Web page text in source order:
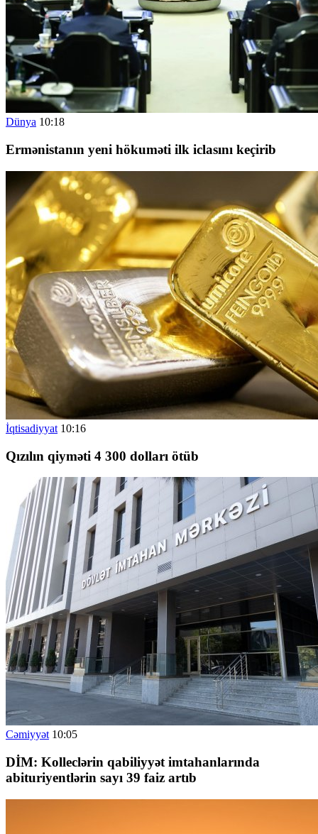
Dünya 10:18
Ermənistanın yeni hökuməti ilk iclasını keçirib
İqtisadiyyat 10:16
Qızılın qiyməti 4 300 dolları ötüb
Cəmiyyət 10:05
DİM: Kolleclərin qabiliyyət imtahanlarında
abituriyentlərin sayı 39 faiz artıb